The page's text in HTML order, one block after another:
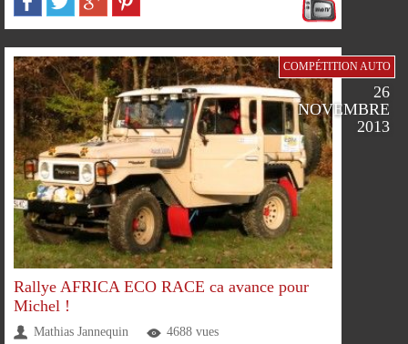
PLUS
SUR SUR SUR SUR
COMPÉTITION AUTO
26
NOVEMBRE
2013
Rallye AFRICA ECO RACE ca avance pour
Michel !
Mathias Jannequin 4688 vues